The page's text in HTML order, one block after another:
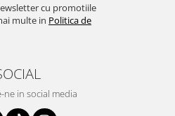
cu promotiile
multe in Politica de
ne in social media